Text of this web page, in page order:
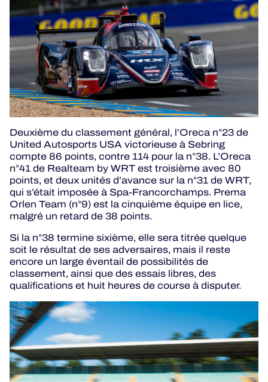
Deuxième du classement général, l’Oreca n°23 de
United Autosports USA victorieuse à Sebring
compte 86 points, contre 114 pour la n°38. L’Oreca
n°41 de Realteam by WRT est troisième avec 80
points, et deux unités d’avance sur la n°31 de WRT,
qui s’était imposée à Spa-Francorchamps. Prema
Orlen Team (n°9) est la cinquième équipe en lice,
malgré un retard de 38 points.
Si la n°38 termine sixième, elle sera titrée quelque
soit le résultat de ses adversaires, mais il reste
encore un large éventail de possibilités de
classement, ainsi que des essais libres, des
qualifications et huit heures de course à disputer.